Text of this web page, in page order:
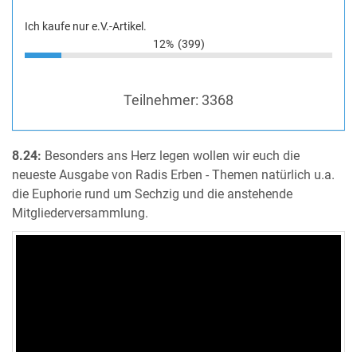
Ich kaufe nur e.V.-Artikel.
12% (399)
Teilnehmer: 3368
8.24: Besonders ans Herz legen wollen wir euch die
neueste Ausgabe von Radis Erben - Themen natürlich u.a.
die Euphorie rund um Sechzig und die anstehende
Mitgliederversammlung.